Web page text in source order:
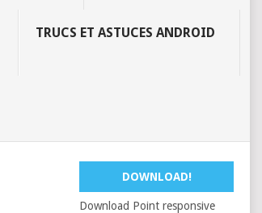
TRUCS ET ASTUCES ANDROID
DOWNLOAD!
Download Point responsive